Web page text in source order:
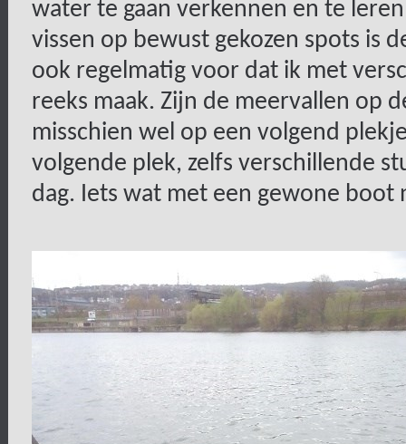
water te gaan verkennen en te
vissen op bewust gekozen spots is
ook regelmatig voor dat ik met
reeks maak. Zijn de meervallen op
misschien wel op een volgend
volgende plek, zelfs verschillende
dag. Iets wat met een gewone